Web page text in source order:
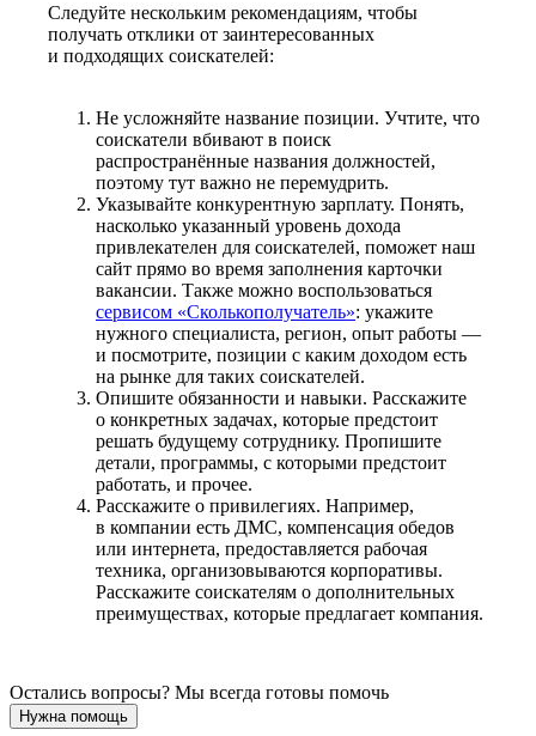
Следуйте нескольким рекомендациям, чтобы
получать отклики от заинтересованных
и подходящих соискателей:
Не усложняйте название позиции. Учтите, что
соискатели вбивают в поиск
распространённые названия должностей,
поэтому тут важно не перемудрить.
Указывайте конкурентную зарплату. Понять,
насколько указанный уровень дохода
привлекателен для соискателей, поможет наш
сайт прямо во время заполнения карточки
вакансии. Также можно воспользоваться
сервисом «Сколькополучатель»: укажите
нужного специалиста, регион, опыт работы —
и посмотрите, позиции с каким доходом есть
на рынке для таких соискателей.
Опишите обязанности и навыки. Расскажите
о конкретных задачах, которые предстоит
решать будущему сотруднику. Пропишите
детали, программы, с которыми предстоит
работать, и прочее.
Расскажите о привилегиях. Например,
в компании есть ДМС, компенсация обедов
или интернета, предоставляется рабочая
техника, организовываются корпоративы.
Расскажите соискателям о дополнительных
преимуществах, которые предлагает компания.
Остались вопросы? Мы всегда готовы помочь
Нужна помощь